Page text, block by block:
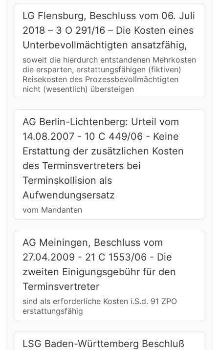
LG Flensburg, Beschluss vom 06. Juli
2018 – 3 O 291/16 – Die Kosten eines
Unterbevollmächtigten ansatzfähig,
soweit die hierdurch entstandenen Mehrkosten
die ersparten, erstattungsfähigen (fiktiven)
Reisekosten des Prozessbevollmächtigten
nicht (wesentlich) übersteigen
AG Berlin-Lichtenberg: Urteil vom
14.08.2007 - 10 C 449/06 - Keine
Erstattung der zusätzlichen Kosten
des Terminsvertreters bei
Terminskollision als
Aufwendungsersatz
vom Mandanten
AG Meiningen, Beschluss vom
27.04.2009 - 21 C 1553/06 - Die
zweiten Einigungsgebühr für den
Terminsvertreter
sind als erforderliche Kosten i.S.d. 91 ZPO
erstattungsfähig
LSG Baden-Württemberg Beschluß